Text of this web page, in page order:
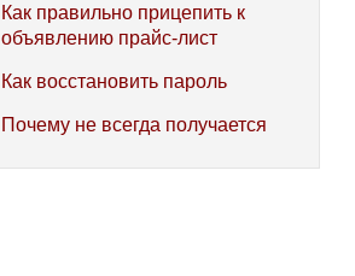
Как правильно прицепить к
объявлению прайс-лист
Как восстановить пароль
Почему не всегда получается